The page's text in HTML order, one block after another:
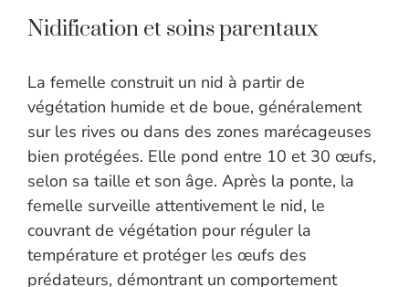
Nidification et soins parentaux
La femelle construit un nid à partir de
végétation humide et de boue, généralement
sur les rives ou dans des zones marécageuses
bien protégées. Elle pond entre 10 et 30 œufs,
selon sa taille et son âge. Après la ponte, la
femelle surveille attentivement le nid, le
couvrant de végétation pour réguler la
température et protéger les œufs des
prédateurs, démontrant un comportement